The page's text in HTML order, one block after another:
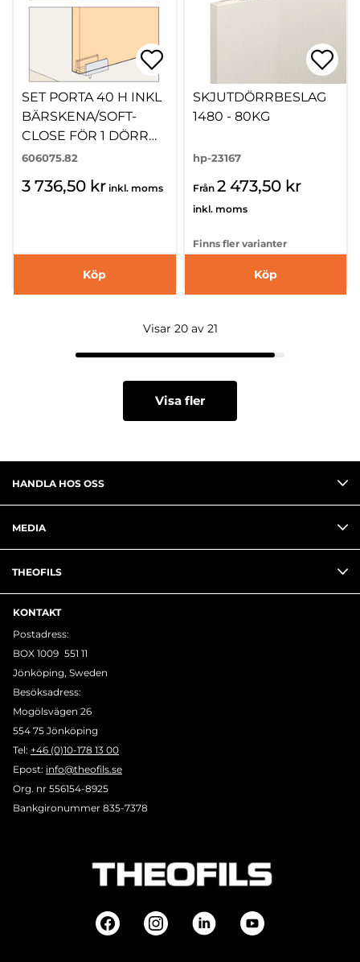
SET PORTA 40 H INKL
BÄRSKENA/SOFT-
CLOSE FÖR 1 DÖRR
2M
606075.82
3 736,50 kr inkl. moms
Köp
SKJUTDÖRRBESLAG
1480 - 80KG
hp-23167
Från 2 473,50 kr
inkl. moms
Finns fler varianter
Köp
Visar 20 av 21
Visa fler
HANDLA HOS OSS
MEDIA
THEOFILS
KONTAKT
Postadress:
BOX 1009 551 11
Jönköping, Sweden
Besöksadress:
Mogölsvägen 26
554 75 Jönköping
Tel: +46 (0)10-178 13 00
Epost: info@theofils.se
Org. nr 556154-8925
Bankgironummer 835-7378